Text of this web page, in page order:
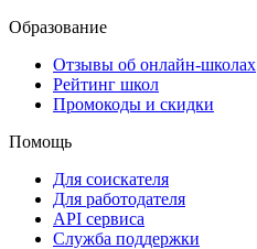
Образование
Отзывы об онлайн-школах
Рейтинг школ
Промокоды и скидки
Помощь
Для соискателя
Для работодателя
API сервиса
Служба поддержки